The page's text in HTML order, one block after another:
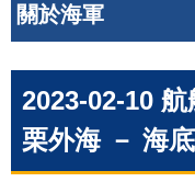
關於海軍
2023-02-10
栗外海 － 海